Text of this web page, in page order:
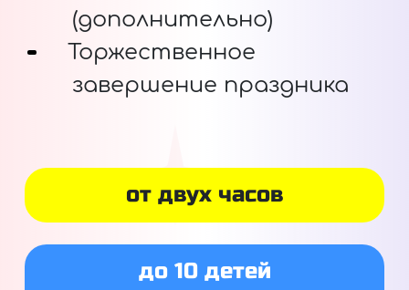
(дополнительно)
Торжественное
завершение праздника
от двух часов
до 10 детей